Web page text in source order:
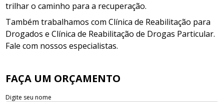
trilhar o caminho para a recuperação.
Também trabalhamos com Clínica de Reabilitação para
Drogados e Clínica de Reabilitação de Drogas Particular.
Fale com nossos especialistas.
FAÇA UM ORÇAMENTO
Digite seu nome